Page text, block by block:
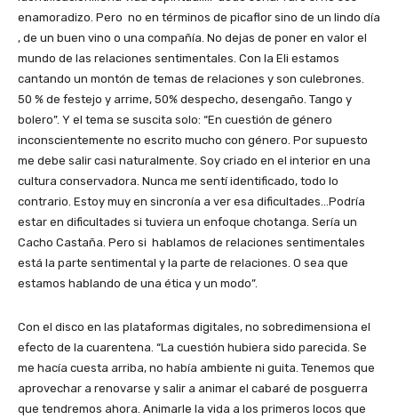
enamoradizo. Pero no en términos de picaflor sino de un lindo día
, de un buen vino o una compañía. No dejas de poner en valor el
mundo de las relaciones sentimentales. Con la Eli estamos
cantando un montón de temas de relaciones y son culebrones.
50 % de festejo y arrime, 50% despecho, desengaño. Tango y
bolero”. Y el tema se suscita solo: “En cuestión de género
inconscientemente no escrito mucho con género. Por supuesto
me debe salir casi naturalmente. Soy criado en el interior en una
cultura conservadora. Nunca me sentí identificado, todo lo
contrario. Estoy muy en sincronía a ver esa dificultades…Podría
estar en dificultades si tuviera un enfoque chotanga. Sería un
Cacho Castaña. Pero si hablamos de relaciones sentimentales
está la parte sentimental y la parte de relaciones. O sea que
estamos hablando de una ética y un modo”.
Con el disco en las plataformas digitales, no sobredimensiona el
efecto de la cuarentena. “La cuestión hubiera sido parecida. Se
me hacía cuesta arriba, no había ambiente ni guita. Tenemos que
aprovechar a renovarse y salir a animar el cabaré de posguerra
que tendremos ahora. Animarle la vida a los primeros locos que